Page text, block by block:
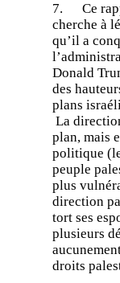
7. Ce
cherche à
qu’il a
Donald
des
plans
La
plan, mais
politique
peuple
plus
direction
tort ses
plusieurs
droits